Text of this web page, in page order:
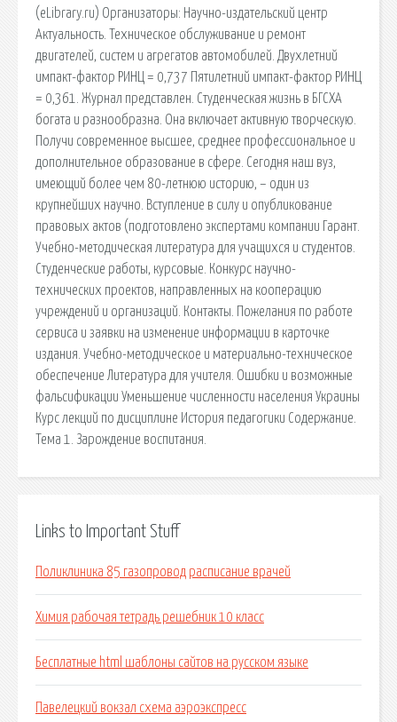
(eLibrary.ru) Организаторы: Научно-издательский центр
Актуальность. Техническое обслуживание и ремонт
двигателей, систем и агрегатов автомобилей. Двухлетний
импакт-фактор РИНЦ = 0,737 Пятилетний импакт-фактор РИНЦ
= 0,361. Журнал представлен. Студенческая жизнь в БГСХА
богата и разнообразна. Она включает активную творческую.
Получи современное высшее, среднее профессиональное и
дополнительное образование в сфере. Сегодня наш вуз,
имеющий более чем 80-летнюю историю, – один из
крупнейших научно. Вступление в силу и опубликование
правовых актов (подготовлено экспертами компании Гарант.
Учебно-методическая литература для учащихся и студентов.
Студенческие работы, курсовые. Конкурс научно-
технических проектов, направленных на кооперацию
учреждений и организаций. Контакты. Пожелания по работе
сервиса и заявки на изменение информации в карточке
издания. Учебно-методическое и материально-техническое
обеспечение Литература для учителя. Ошибки и возможные
фальсификации Уменьшение численности населения Украины
Курс лекций по дисциплине История педагогики Содержание.
Тема 1. Зарождение воспитания.
Links to Important Stuff
Поликлиника 85 газопровод расписание врачей
Химия рабочая тетрадь решебник 10 класс
Бесплатные html шаблоны сайтов на русском языке
Павелецкий вокзал схема аэроэкспресс